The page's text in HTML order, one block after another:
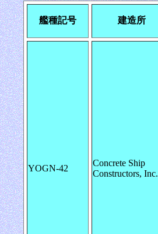
艦種記号 建造所
YOGN-42
Concrete Ship
Constructors, Inc.